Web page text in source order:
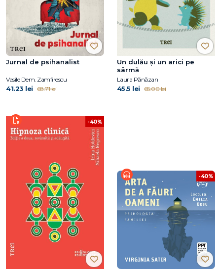
Jurnal de psihanalist
Vasile Dem. Zamfirescu
41.23 lei 68.71 lei
Un dulău și un arici pe
sârmă
Laura Pănăzan
45.5 lei 65.00 lei
-40%
-40%